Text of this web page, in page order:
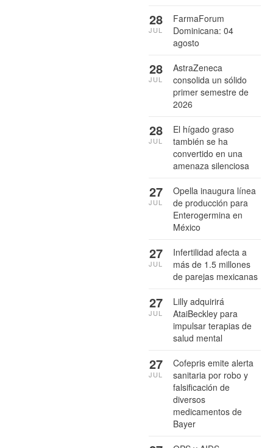
FarmaForum
Dominicana: 04
agosto
28
JUL
AstraZeneca
consolida un sólido
primer semestre de
2026
28
JUL
El hígado graso
también se ha
convertido en una
amenaza silenciosa
28
JUL
Opella inaugura línea
de producción para
Enterogermina en
México
27
JUL
Infertilidad afecta a
más de 1.5 millones
de parejas mexicanas
27
JUL
Lilly adquirirá
AtaiBeckley para
impulsar terapias de
salud mental
27
JUL
Cofepris emite alerta
sanitaria por robo y
falsificación de
diversos
medicamentos de
Bayer
27
JUL